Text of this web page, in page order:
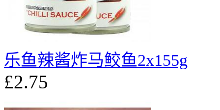
乐鱼辣酱炸马鲛鱼2x155g
£2.75